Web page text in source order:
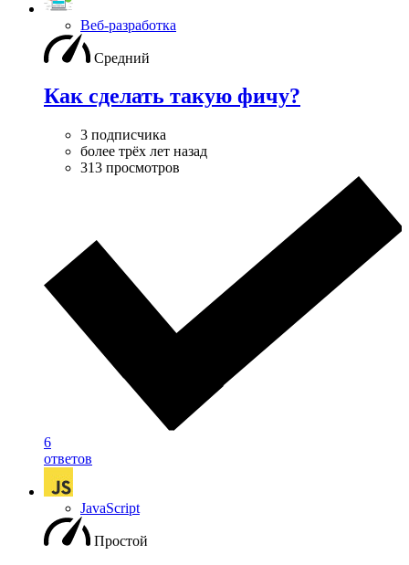
Веб-разработка
Средний
Как сделать такую фичу?
3 подписчика
более трёх лет назад
313 просмотров
6
ответов
JavaScript
Простой